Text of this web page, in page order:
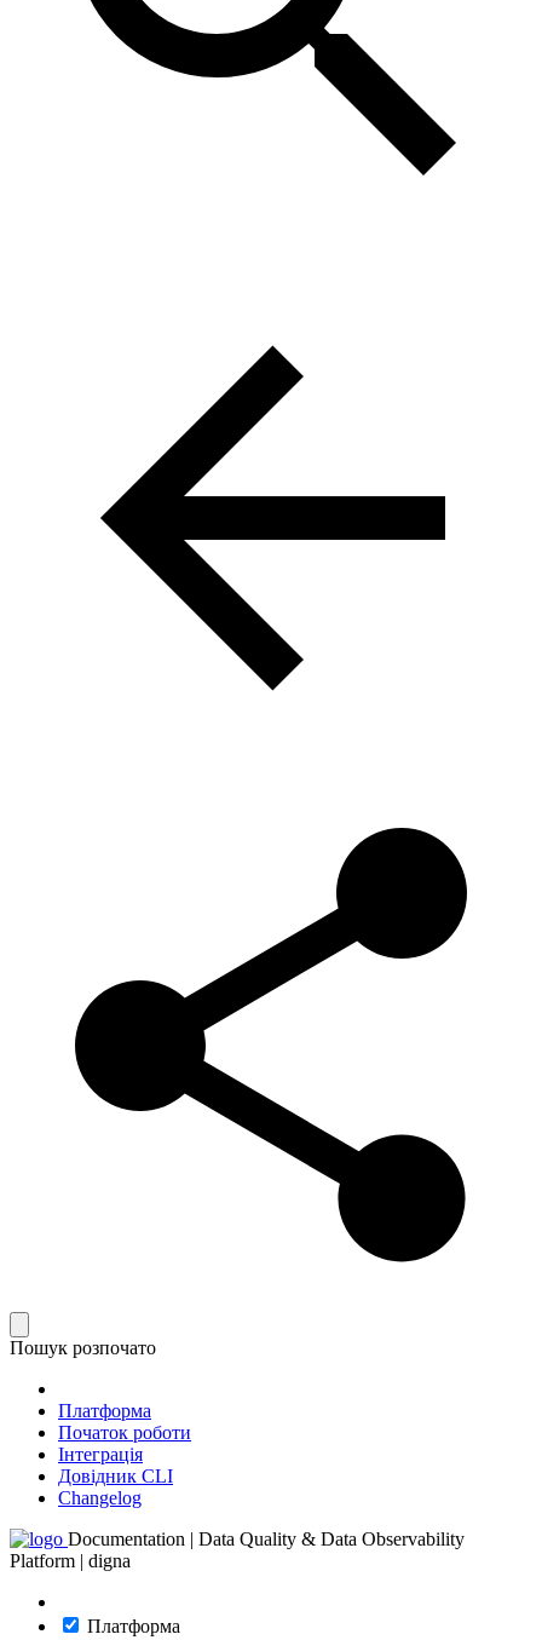
Пошук розпочато
Платформа
Початок роботи
Інтеграція
Довідник CLI
Changelog
Documentation | Data Quality & Data Observability
Platform | digna
Платформа